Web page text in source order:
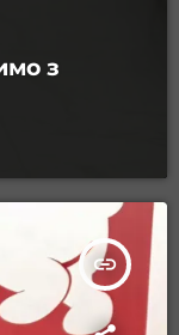
з
insert_link